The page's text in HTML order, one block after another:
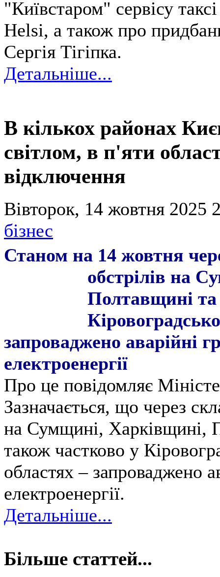
"Київстаром" сервісу
Helsi, а також про
Сергія Тігіпка.
Детальніше...
В кількох районах
світлом, в п'яти
відключення
Вівторок, 14 жовтня 2025
бізнес
Станом на 14 жовтня
обстрілів на С
Полтавщині
запроваджено аварійні
електроенергії
Про це повідомляє
Зазначається, що через
на Сумщині, Харківщині,
також частково у
областях – запроваджено
електроенергії.
Детальніше...
Більше статтей...